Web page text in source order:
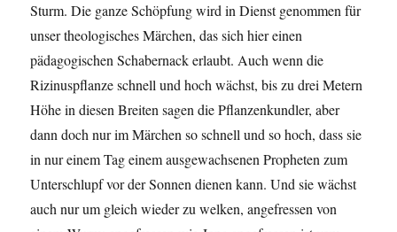
Sturm. Die ganze Schöpfung wird in Dienst genommen für
unser theologisches Märchen, das sich hier einen
pädagogischen Schabernack erlaubt. Auch wenn die
Rizinuspflanze schnell und hoch wächst, bis zu drei Metern
Höhe in diesen Breiten sagen die Pflanzenkundler, aber
dann doch nur im Märchen so schnell und so hoch, dass sie
in nur einem Tag einem ausgewachsenen Propheten zum
Unterschlupf vor der Sonnen dienen kann. Und sie wächst
auch nur um gleich wieder zu welken, angefressen von